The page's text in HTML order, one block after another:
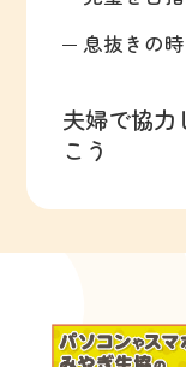
息抜きの
夫婦で協力
こう